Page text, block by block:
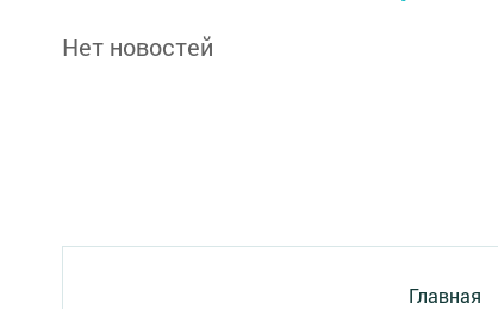
Нет новостей
Главная